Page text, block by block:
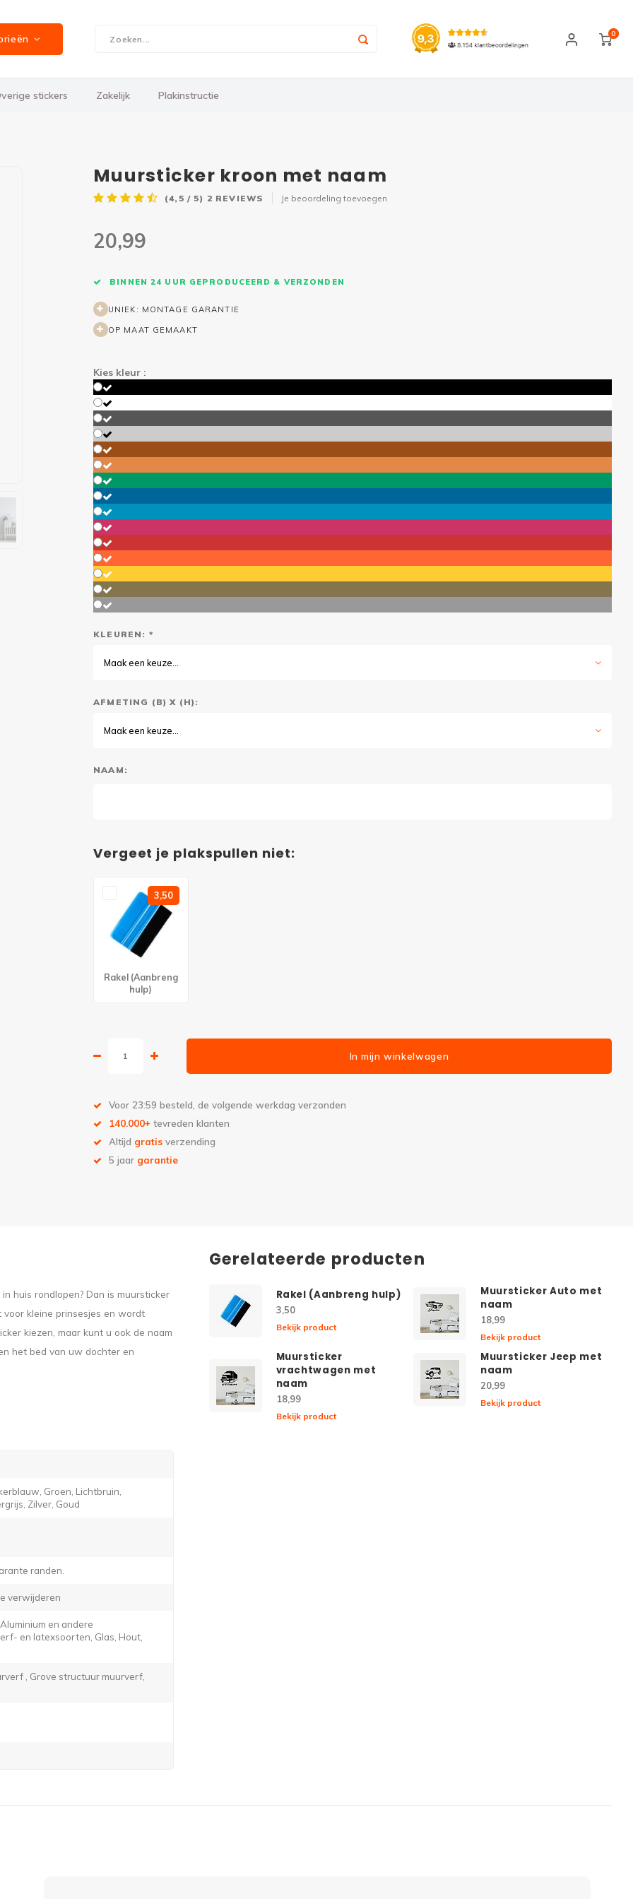
0
stickers Zakelijk Plakinstructie
Muursticker kroon met naam
(4,5 / 5) 2 REVIEWS Je beoordeling toevoegen
20,99
BINNEN 24 UUR GEPRODUCEERD & VERZONDEN
UNIEK: MONTAGE GARANTIE
OP MAAT GEMAAKT
Kies kleur :
KLEUREN: *
Maak een keuze...
AFMETING (B) X (H):
Maak een keuze...
NAAM:
Vergeet je plakspullen niet:
3,50
Rakel (Aanbreng
hulp)
In mijn winkelwagen
Voor 23:59 besteld, de volgende werkdag verzonden
140.000+ tevreden klanten
Altijd gratis verzending
5 jaar garantie
huis rondlopen? Dan is muursticker
voor kleine prinsesjes en wordt
kiezen, maar kunt u ook de naam
het bed van uw dochter en
Groen, Lichtbruin,
Zilver, Goud
randen.
verwijderen
en andere
en latexsoorten, Glas, Hout,
, Grove structuur muurverf,
Gerelateerde producten
Rakel (Aanbreng hulp)
3,50
Bekijk product
Muursticker Auto met
naam
18,99
Bekijk product
Muursticker
vrachtwagen met
naam
18,99
Bekijk product
Muursticker Jeep met
naam
20,99
Bekijk product